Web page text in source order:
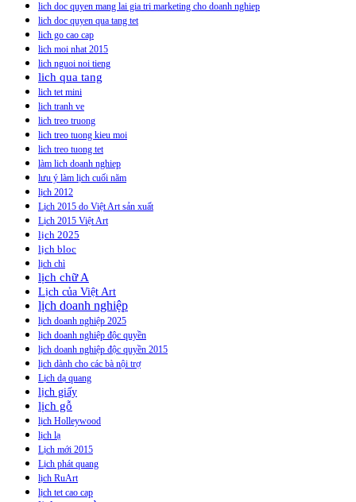
lich doc quyen mang lai gia tri marketing cho doanh nghiep
lich doc quyen qua tang tet
lich go cao cap
lich moi nhat 2015
lich nguoi noi tieng
lich qua tang
lich tet mini
lich tranh ve
lich treo truong
lich treo tuong kieu moi
lich treo tuong tet
làm lich doanh nghiep
lưu ý làm lịch cuối năm
lịch 2012
Lịch 2015 do Việt Art sản xuất
Lịch 2015 Việt Art
lịch 2025
lịch bloc
lịch chì
lịch chữ A
Lịch của Việt Art
lịch doanh nghiệp
lịch doanh nghiệp 2025
lịch doanh nghiệp độc quyền
lịch doanh nghiệp độc quyền 2015
lịch dành cho các bà nội trợ
Lịch dạ quang
lịch giấy
lịch gỗ
lịch Holleywood
lịch lạ
Lịch mới 2015
Lịch phát quang
lịch RuArt
lịch tet cao cap